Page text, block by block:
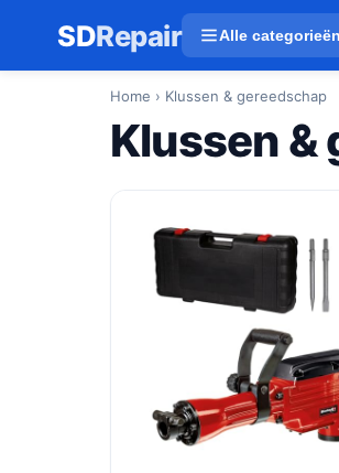
SDRepair Alle categorieën
Home › Klussen & gereedschap
Klussen &